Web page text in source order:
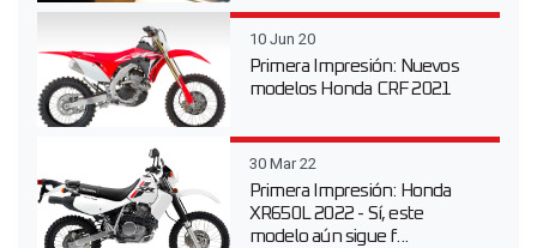
10 Jun 20
Primera Impresión: Nuevos
modelos Honda CRF 2021
30 Mar 22
Primera Impresión: Honda
XR650L 2022 - Sí, este
modelo aún sigue f...